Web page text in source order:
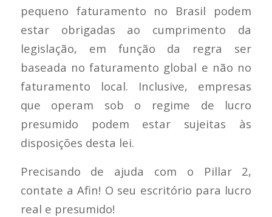
pequeno faturamento no Brasil podem
estar obrigadas ao cumprimento da
legislação, em função da regra ser
baseada no faturamento global e não no
faturamento local. Inclusive, empresas
que operam sob o regime de lucro
presumido podem estar sujeitas às
disposições desta lei.
Precisando de ajuda com o Pillar 2,
contate a Afin! O seu escritório para lucro
real e presumido!